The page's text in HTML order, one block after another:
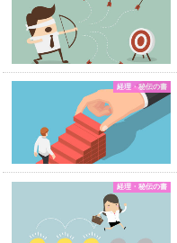
経理・秘伝の書
経理・秘伝の書